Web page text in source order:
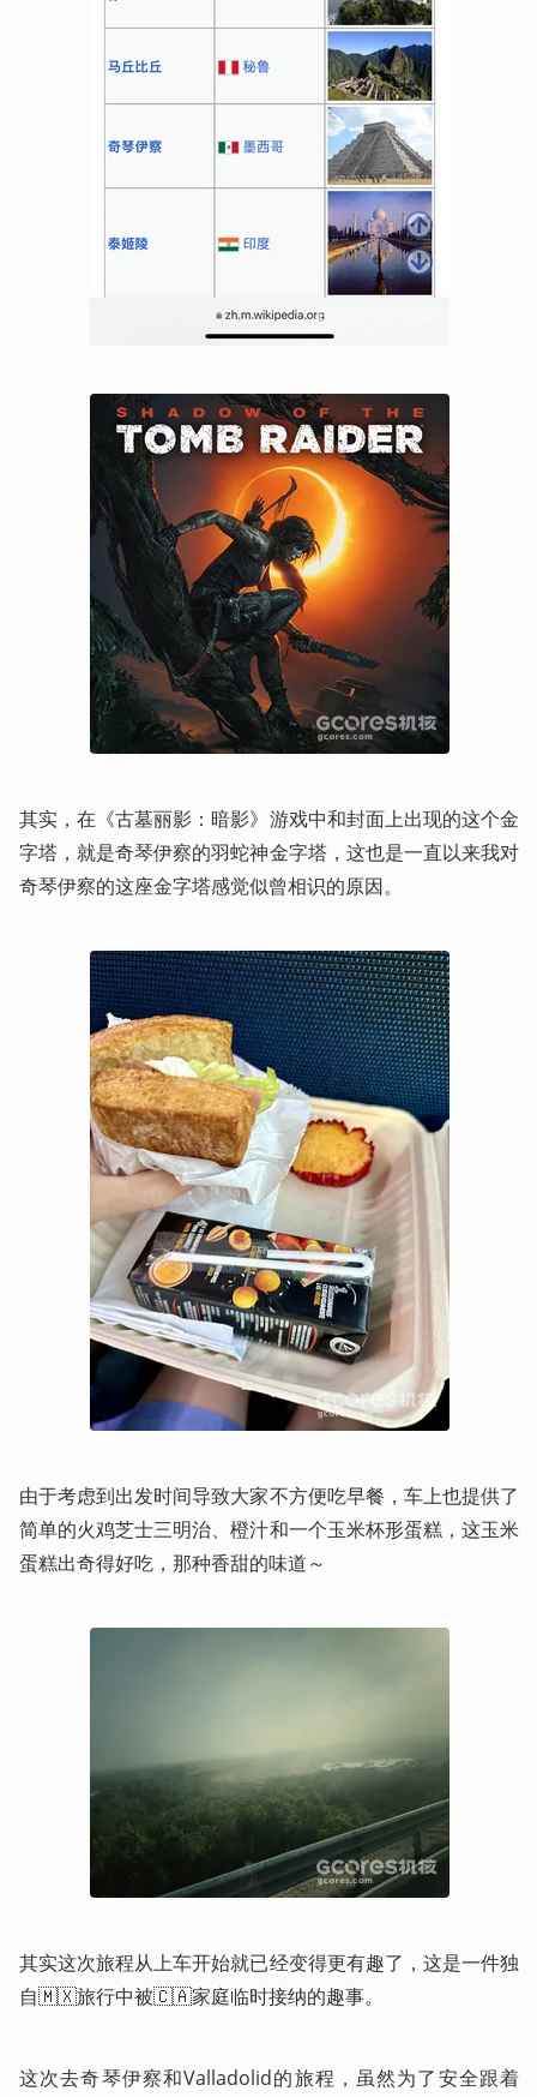
其实，在《古墓丽影：暗影》游戏中和封面上出现的这个金
字塔，就是奇琴伊察的羽蛇神金字塔，这也是一直以来我对
奇琴伊察的这座金字塔感觉似曾相识的原因。
由于考虑到出发时间导致大家不方便吃早餐，车上也提供了
简单的火鸡芝士三明治、橙汁和一个玉米杯形蛋糕，这玉米
蛋糕出奇得好吃，那种香甜的味道～
其实这次旅程从上车开始就已经变得更有趣了，这是一件独
自🇲🇽旅行中被🇨🇦家庭临时接纳的趣事。
这次去奇琴伊察和Valladolid的旅程，虽然为了安全跟着